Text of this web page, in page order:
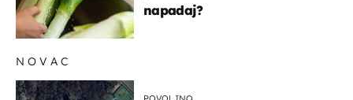
napadaj?
NOVAC